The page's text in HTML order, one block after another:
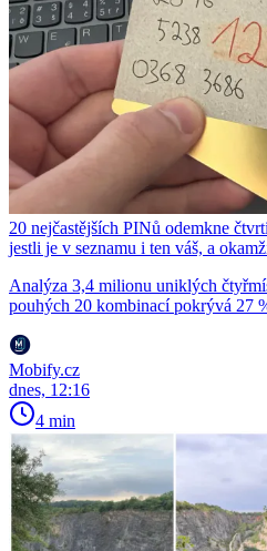
20 nejčastějších PINů odemkne
jestli je v seznamu i ten váš, a
Analýza 3,4 milionu uniklých
pouhých 20 kombinací pokrývá 27
Mobify.cz
dnes, 12:16
4 min